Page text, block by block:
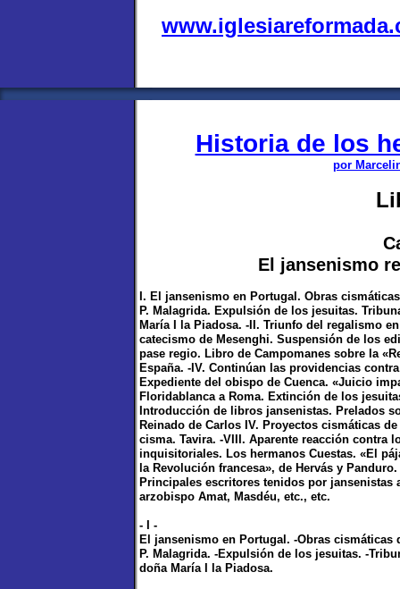
El jansenismo
I. El jansenismo en Portugal. Obras
P. Malagrida. Expulsión de los jesuitas.
María I la Piadosa. -II. Triunfo del regalismo
catecismo de Mesenghi. Suspensión de los
pase regio. Libro de Campomanes sobre la
España. -IV. Continúan las providencias
Expediente del obispo de Cuenca. «Juicio
Floridablanca a Roma. Extinción de los
Introducción de libros jansenistas. Prelados
Reinado de Carlos IV. Proyectos cismáticas
cisma. Tavira. -VIII. Aparente reacción contra
inquisitoriales. Los hermanos Cuestas. «El
la Revolución francesa», de Hervás y
Principales escritores tenidos por
arzobispo Amat, Masdéu, etc., etc.
- I -
El jansenismo en Portugal. -Obras
P. Malagrida. -Expulsión de los jesuitas. -
doña María I la Piadosa.
Historia de los
por